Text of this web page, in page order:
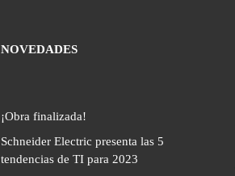
NOVEDADES
¡Obra finalizada!
Schneider Electric presenta las 5
tendencias de TI para 2023